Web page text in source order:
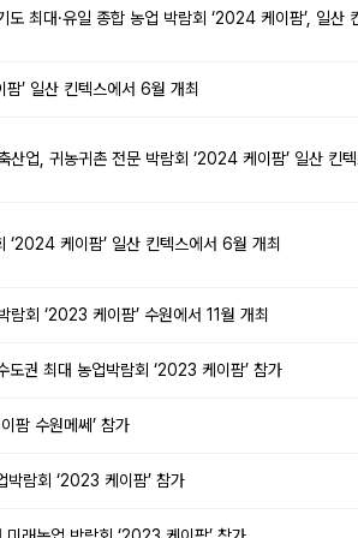
최대·유일 종합 농업 박람회 ‘2024 케이팜’, 일산
’ 일산 킨텍스에서 6월 개최
업, 귀농귀촌 전문 박람회 ‘2024 케이팜’ 일산 킨
‘2024 케이팜’ 일산 킨텍스에서 6월 개최
회 ‘2023 케이팜’ 수원에서 11월 개최
권 최대 농업박람회 ‘2023 케이팜’ 참가
팜 수원메쎄’ 참가
박람회 ‘2023 케이팜’ 참가